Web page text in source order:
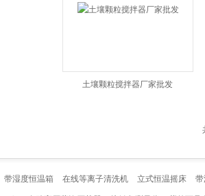
土壤颗粒搅拌器厂家批发
带湿度恒温箱 在线等离子清洗机 立式恒温摇床